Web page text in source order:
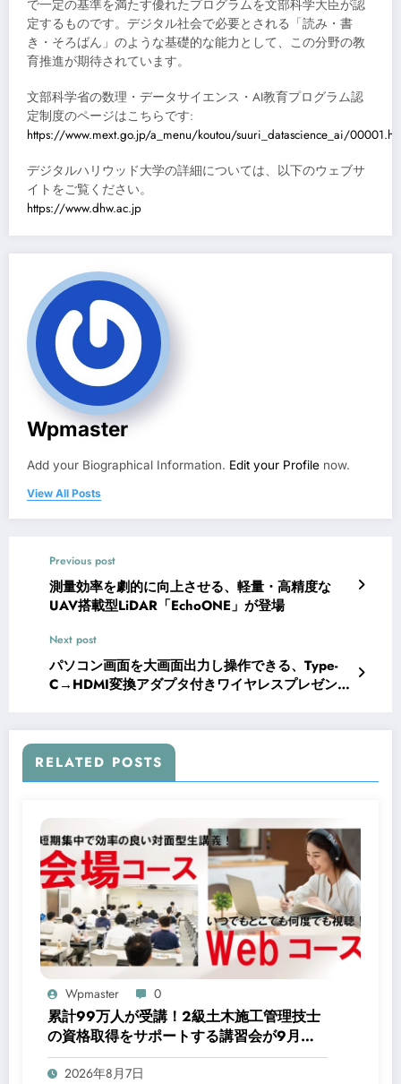
で一定の基準を満たす優れたプログラムを文部科学大臣が認
定するものです。デジタル社会で必要とされる「読み・書
き・そろばん」のような基礎的な能力として、この分野の教
育推進が期待されています。
文部科学省の数理・データサイエンス・AI教育プログラム認
定制度のページはこちらです:
https://www.mext.go.jp/a_menu/koutou/suuri_datascience_ai/
デジタルハリウッド大学の詳細については、以下のウェブサ
イトをご覧ください。
https://www.dhw.ac.jp
Wpmaster
Add your Biographical Information. Edit your Profile now.
View All Posts
Previous post
測量効率を劇的に向上させる、軽量・高精度な
UAV搭載型LiDAR「EchoONE」が登場
Next post
パソコン画面を大画面出力し操作できる、Type-
C→HDMI変換アダプタ付きワイヤレスプレゼンタ
RELATED POSTS
Wpmaster 0
累計99万人が受講！2級土木施工管理技士
の資格取得をサポートする講習会が9月中
旬から開講
2026年8月7日